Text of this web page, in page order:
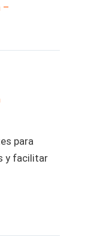
–
para
y facilitar